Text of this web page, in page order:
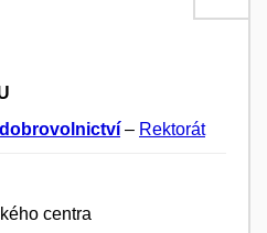
– Rektorát
centra